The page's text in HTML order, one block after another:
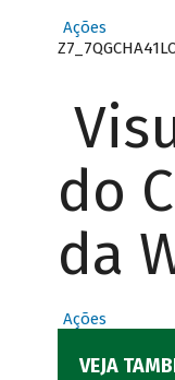
Ações
do
da
Ações
VEJA